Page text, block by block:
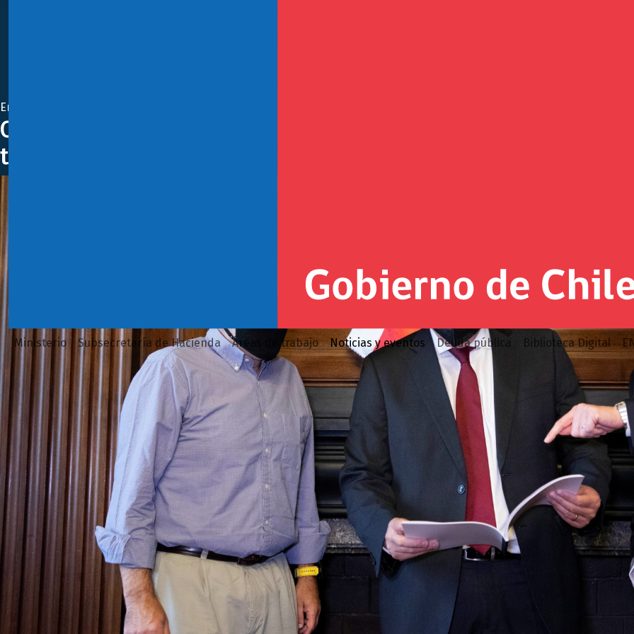
Ministerio Subsecretaría de Hacienda Áreas de trabajo Noticias y eventos Deuda pública Biblioteca Digital
Enero 28, 2021
Comisión Tributaria para el crecimiento y la equidad entrega
tributarias